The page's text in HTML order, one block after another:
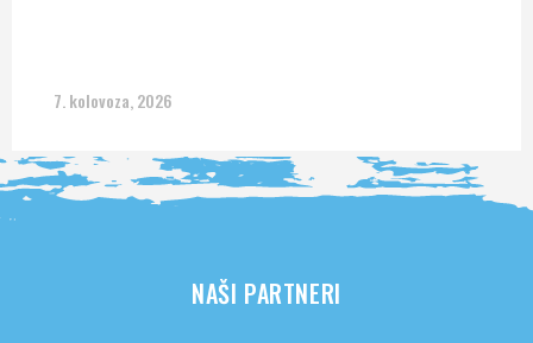
7. kolovoza, 2026
NAŠI PARTNERI